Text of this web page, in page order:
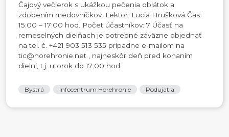
Čajový večierok s ukážkou pečenia oblátok a
zdobením medovníčkov. Lektor: Lucia Hrušková Čas:
15:00 – 17:00 hod. Počet účastníkov: 7 Účasť na
remeselných dielňach je potrebné záväzne objednať
na tel. č. +421 903 513 535 prípadne e-mailom na
tic@horehronie.net , najneskôr deň pred konaním
dielni, t.j. utorok do 17:00 hod.
Bystrá Infocentrum Horehronie Podujatia